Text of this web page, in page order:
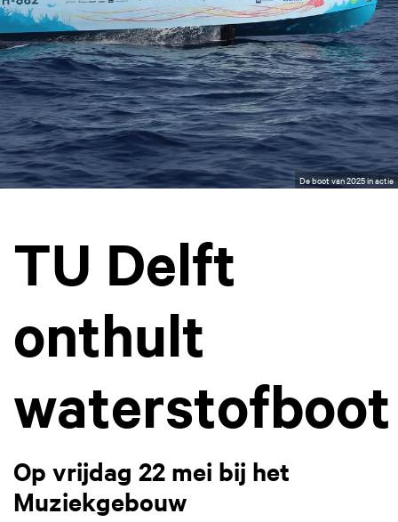
De boot van 2025 in actie
TU Delft
onthult
waterstofboot
Op vrijdag 22 mei bij het
Muziekgebouw